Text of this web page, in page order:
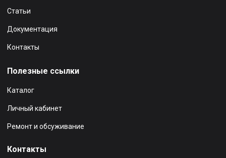
Статьи
Документация
Контакты
Полезные ссылки
Каталог
Личный кабинет
Ремонт и обсуживание
Контакты